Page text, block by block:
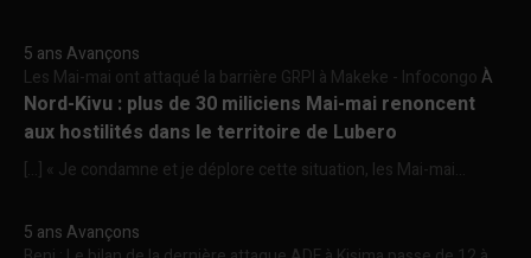
5 ans Avançons
Les Mai-mai ont attaqué la barrière GRPI à Makeke - InfocongoÀ
Nord-Kivu : plus de 30 miliciens Mai-mai renoncent
aux hostilités dans le territoire de Lubero
[…] « Je condamne et je déplore cette situation, les Mai-mai...
5 ans Avançons